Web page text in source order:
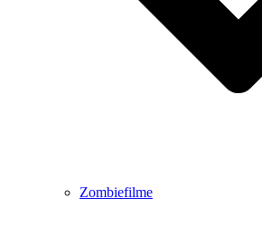
Zombiefilme